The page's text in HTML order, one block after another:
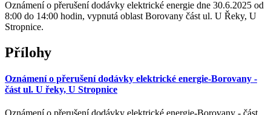
Oznámení o přerušení dodávky elektrické energie dne 30.6.2025 od
8:00 do 14:00 hodin, vypnutá oblast Borovany část ul. U Řeky, U
Stropnice.
Přílohy
Oznámení o přerušení dodávky elektrické energie-Borovany -
část ul. U řeky, U Stropnice